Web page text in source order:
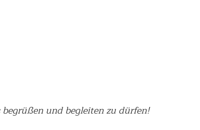
und begleiten zu dürfen!